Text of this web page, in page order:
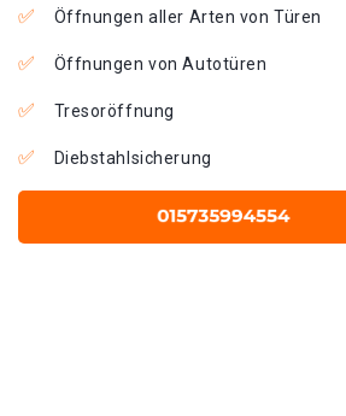
Öffnungen aller Arten von Türen
Öffnungen von Autotüren
Tresoröffnung
Diebstahlsicherung